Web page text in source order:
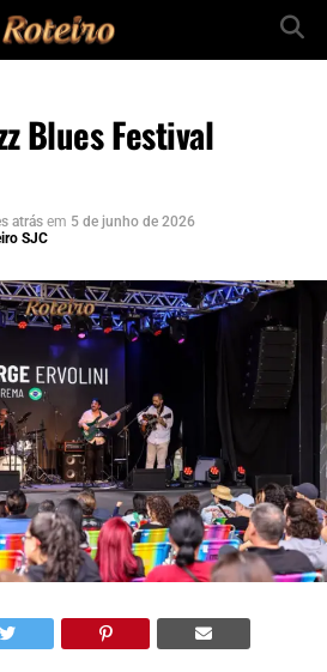
Blues Festival
atrás em 5 de junho de 2026
SJC